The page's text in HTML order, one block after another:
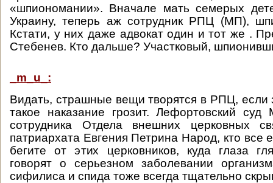
«шпиономании». Вначале мать семерых
Украину, теперь аж сотрудник РПЦ (МП),
Кстати, у них даже адвокат один и тот же .
Стебенев. Кто дальше? Участковый,
_m_u_:
Видать, страшные вещи творятся в РПЦ, если
такое наказание грозит. Лефортовский суд
сотрудника Отдела внешних церковных
патриархата Евгения Петрина Народ, кто все
бегите от этих церковников, куда глаза
говорят о серьезном заболевании
сифилиса и спида тоже всегда тщательно